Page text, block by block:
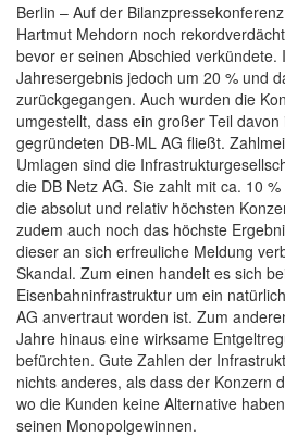
Berlin – Auf der
Hartmut Mehdorn noch
bevor er seinen Abschied verkündete.
Jahresergebnis jedoch um 20 % und
zurückgegangen. Auch wurden die
umgestellt, dass ein großer Teil
gegründeten DB-ML AG fließt.
Umlagen sind die
die DB Netz AG. Sie zahlt mit ca. 10
die absolut und relativ höchsten
zudem auch noch das höchste
dieser an sich erfreuliche Meldung
Skandal. Zum einen handelt es sich
Eisenbahninfrastruktur um ein
AG anvertraut worden ist. Zum
Jahre hinaus eine wirksame
befürchten. Gute Zahlen der
nichts anderes, als dass der Konzern
wo die Kunden keine Alternative
seinen Monopolgewinnen.